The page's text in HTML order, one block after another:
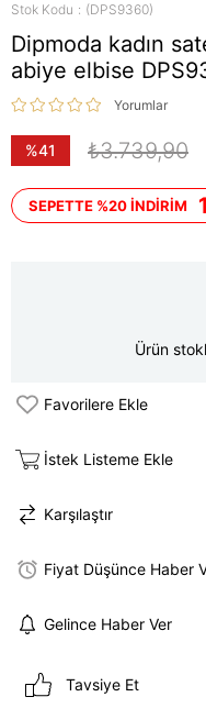
Stok Kodu (DPS9360)
Dipmoda kadın
abiye elbise
Yorumlar
%41
₺3.739,90
SEPETTE %20 İNDİRİM
Ürün
Favorilere Ekle
İstek Listeme Ekle
Karşılaştır
Fiyat Düşünce Haber
Gelince Haber Ver
Tavsiye Et